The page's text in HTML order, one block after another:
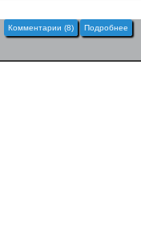
Комментарии (8) Подробнее